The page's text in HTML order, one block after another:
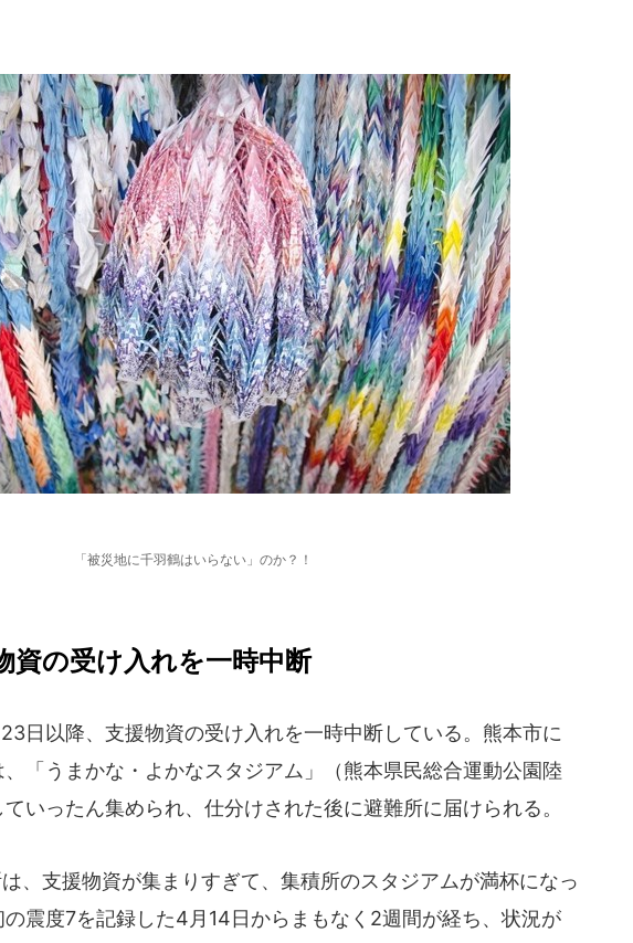
「被災地に千羽鶴はいらない」のか？！
資の受け入れを一時中断
日以降、支援物資の受け入れを一時中断している。熊本市に
「うまかな・よかなスタジアム」（熊本県民総合運動公園陸
ていったん集められ、仕分けされた後に避難所に届けられる。
、支援物資が集まりすぎて、集積所のスタジアムが満杯になっ
震度7を記録した4月14日からまもなく2週間が経ち、状況が